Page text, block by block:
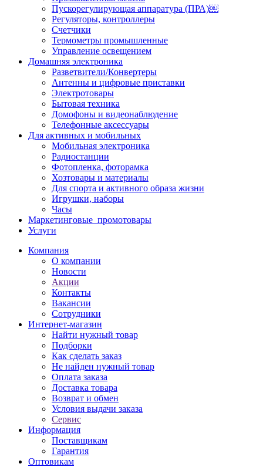
Пускорегулирующая аппаратура (ПРА)￼
Регуляторы, контроллеры
Счетчики
Термометры промышленные
Управление освещением
Домашняя электроника
Разветвители/Конвертеры
Антенны и цифровые приставки
Электротовары
Бытовая техника
Домофоны и видеонаблюдение
Телефонные аксессуары
Для активных и мобильных
Мобильная электроника
Радиостанции
Фотопленка, фоторамка
Хозтовары и материалы
Для спорта и активного образа жизни
Игрушки, наборы
Часы
Маркетинговые_промотовары
Услуги
Компания
О компании
Новости
Акции
Контакты
Вакансии
Сотрудники
Интернет-магазин
Найти нужный товар
Подборки
Как сделать заказ
Не найден нужный товар
Оплата заказа
Доставка товара
Возврат и обмен
Условия выдачи заказа
Сервис
Информация
Поставщикам
Гарантия
Оптовикам